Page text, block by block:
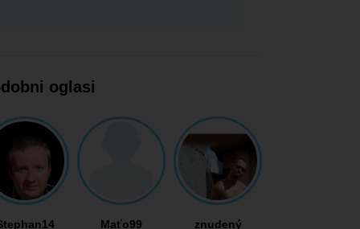
oglasi
Maťo99
znudený